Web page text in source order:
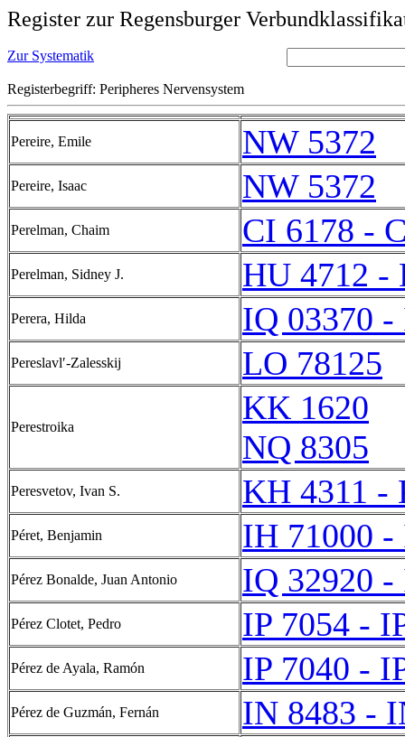
Register zur Regensburger
Zur Systematik
Registerbegriff: Peripheres Nervensystem
Pereire, Emile NW 5372
Pereire, Isaac NW 5372
Perelman, Chaim CI 6178 -
Perelman, Sidney J. HU 4712 -
Perera, Hilda IQ 03370 -
Pereslavlʹ-Zalesskij LO 78125
Perestroika
KK 1620
NQ 8305
Peresvetov, Ivan S. KH 4311 -
Péret, Benjamin IH 71000 -
Pérez Bonalde, Juan Antonio IQ 32920 -
Pérez Clotet, Pedro IP 7054 -
Pérez de Ayala, Ramón IP 7040 -
Pérez de Guzmán, Fernán IN 8483 -